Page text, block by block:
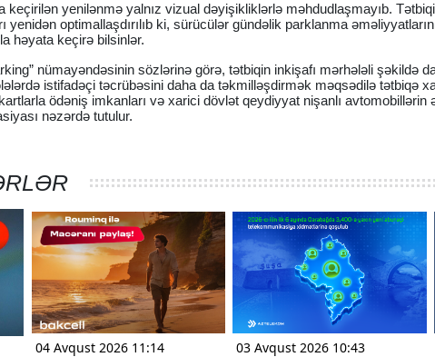
keçirilən yenilənmə yalnız vizual dəyişikliklərlə məhdudlaşmayıb.
yenidən optimallaşdırılıb ki, sürücülər gündəlik parklanma
həyata keçirə bilsinlər.
nümayəndəsinin sözlərinə görə, tətbiqin inkişafı mərhələli şəkildə
istifadəçi təcrübəsini daha da təkmilləşdirmək məqsədilə tətbiqə
ödəniş imkanları və xarici dövlət qeydiyyat nişanlı avtomobillərin
nəzərdə tutulur.
04 Avqust 2026 11:14
03 Avqust 2026 10:43